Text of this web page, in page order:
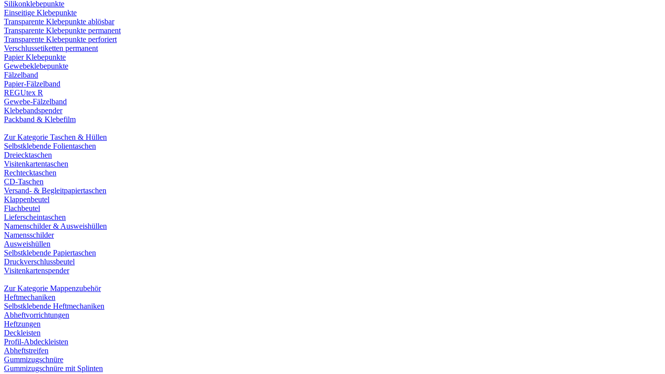
Silikonklebepunkte
Einseitige Klebepunkte
Transparente Klebepunkte ablösbar
Transparente Klebepunkte permanent
Transparente Klebepunkte perforiert
Verschlussetiketten permanent
Papier Klebepunkte
Gewebeklebepunkte
Fälzelband
Papier-Fälzelband
REGUtex R
Gewebe-Fälzelband
Klebebandspender
Packband & Klebefilm
Zur Kategorie Taschen & Hüllen
Selbstklebende Folientaschen
Dreiecktaschen
Visitenkartentaschen
Rechtecktaschen
CD-Taschen
Versand- & Begleitpapiertaschen
Klappenbeutel
Flachbeutel
Lieferscheintaschen
Namenschilder & Ausweishüllen
Namensschilder
Ausweishüllen
Selbstklebende Papiertaschen
Druckverschlussbeutel
Visitenkartenspender
Zur Kategorie Mappenzubehör
Heftmechaniken
Selbstklebende Heftmechaniken
Abheftvorrichtungen
Heftzungen
Deckleisten
Profil-Abdeckleisten
Abheftstreifen
Gummizugschnüre
Gummizugschnüre mit Splinten